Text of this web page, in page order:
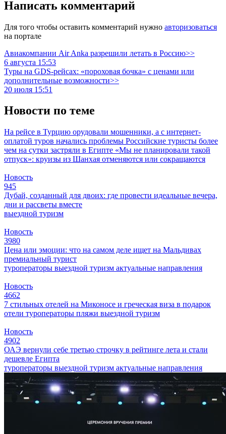
Написать комментарий
Для того чтобы оставить комментарий нужно авторизоваться
на портале
Авиакомпании Air Anka разрешили летать в Россию>>
6 августа 15:53
Туры на GDS-рейсах: «пороховая бочка» с ценами или
дополнительные возможности>>
20 июля 15:51
Новости по теме
На рейсе в Турцию орудовали мошенники, а с интернет-
оплатой туров начались проблемы Российские туристы более
чем на сутки застряли в Египте «Мы не планировали такой
отпуск»: круизы из Шанхая отменяются или сокращаются
Новость
945
Дубай, созданный для двоих: где провести идеальные вечера,
дни и рассветы вместе
выездной туризм
Новость
3980
Цена или эмоции: что на самом деле ищет на Мальдивах
премиальный турист
туроператоры выездной туризм актуальные направления
Новость
4662
7 стильных отелей на Миконосе и греческая виза в подарок
отели туроператоры пляжи выездной туризм
Новость
4902
ОАЭ вернули себе третью строчку в рейтинге лета и стали
дешевле Египта
туроператоры выездной туризм актуальные направления